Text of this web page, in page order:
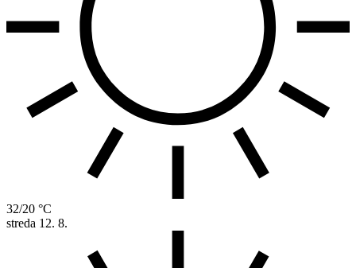
32/20 °C
streda 12. 8.